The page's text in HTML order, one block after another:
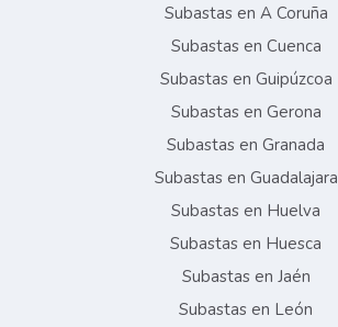
Subastas en A Coruña
Subastas en Cuenca
Subastas en Guipúzcoa
Subastas en Gerona
Subastas en Granada
Subastas en Guadalajara
Subastas en Huelva
Subastas en Huesca
Subastas en Jaén
Subastas en León